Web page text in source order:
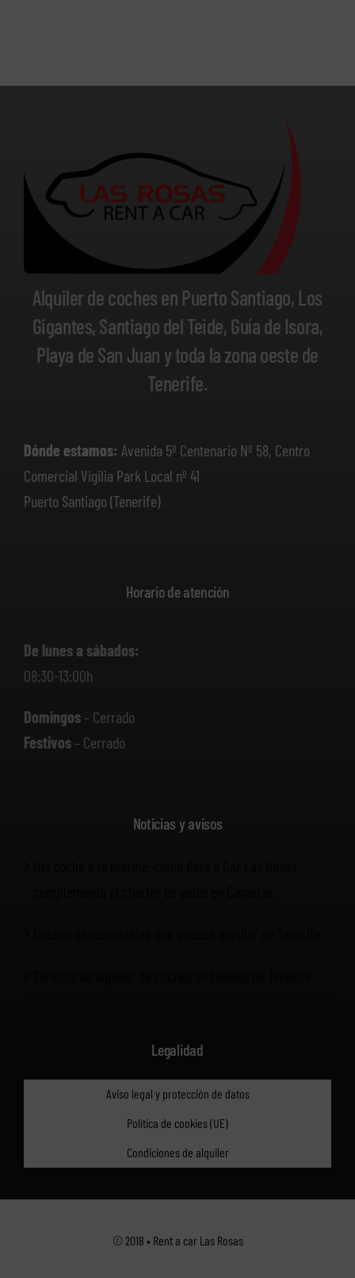
Alquiler de coches en Puerto Santiago, Los
Gigantes, Santiago del Teide, Guía de Isora,
Playa de San Juan y toda la zona oeste de
Tenerife.
Dónde estamos: Avenida 5º Centenario Nº 58, Centro
Comercial Vigilia Park Local nº 41
Puerto Santiago (Tenerife)
Horario de atención
De lunes a sábados:
08:30-13:00h
Domingos– Cerrado
Festivos– Cerrado
Noticias y avisos
Legalidad
Aviso legal y protección de datos
Política de cookies (UE)
Condiciones de alquiler
© 2018 • Rent a car Las Rosas